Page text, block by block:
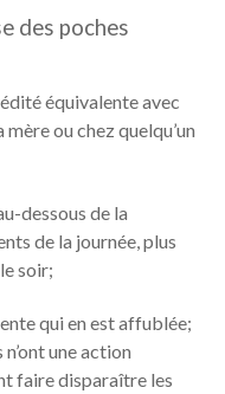
des poches
équivalente avec
ou chez quelqu’un
dessous de la
de la journée, plus
soir;
qui en est affublée;
une action
faire disparaître les